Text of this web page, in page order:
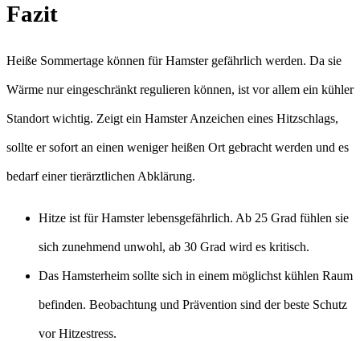
Fazit
Heiße Sommertage können für Hamster gefährlich werden. Da sie
Wärme nur eingeschränkt regulieren können, ist vor allem ein kühler
Standort wichtig. Zeigt ein Hamster Anzeichen eines Hitzschlags,
sollte er sofort an einen weniger heißen Ort gebracht werden und es
bedarf einer tierärztlichen Abklärung.
Hitze ist für Hamster lebensgefährlich. Ab 25 Grad fühlen sie
sich zunehmend unwohl, ab 30 Grad wird es kritisch.
Das Hamsterheim sollte sich in einem möglichst kühlen Raum
befinden. Beobachtung und Prävention sind der beste Schutz
vor Hitzestress.